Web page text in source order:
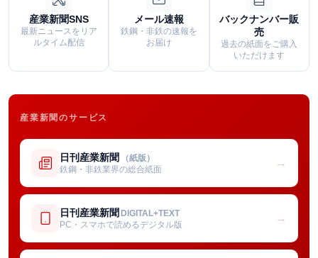
産業新聞SNS
最新ニュースをリア
ルタイム配信
メール速報
鉄鋼・非鉄の速報を
お届け
バックナンバー販
売
過去の紙面をご購入
いただけます
産業新聞のサービス
日刊産業新聞 （紙版）
鉄鋼・非鉄業界の総合紙面
→
日刊産業新聞 DIGITAL+TEXT
PC・スマホで読めるデジタル版
→